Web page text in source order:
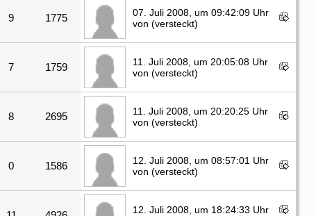
9 1775
07. Juli 2008, um 09:42:09 Uhr
von (versteckt)
7 1759
11. Juli 2008, um 20:05:08 Uhr
von (versteckt)
8 2695
11. Juli 2008, um 20:20:25 Uhr
von (versteckt)
0 1586
12. Juli 2008, um 08:57:01 Uhr
von (versteckt)
12. Juli 2008, um 18:24:33 Uhr